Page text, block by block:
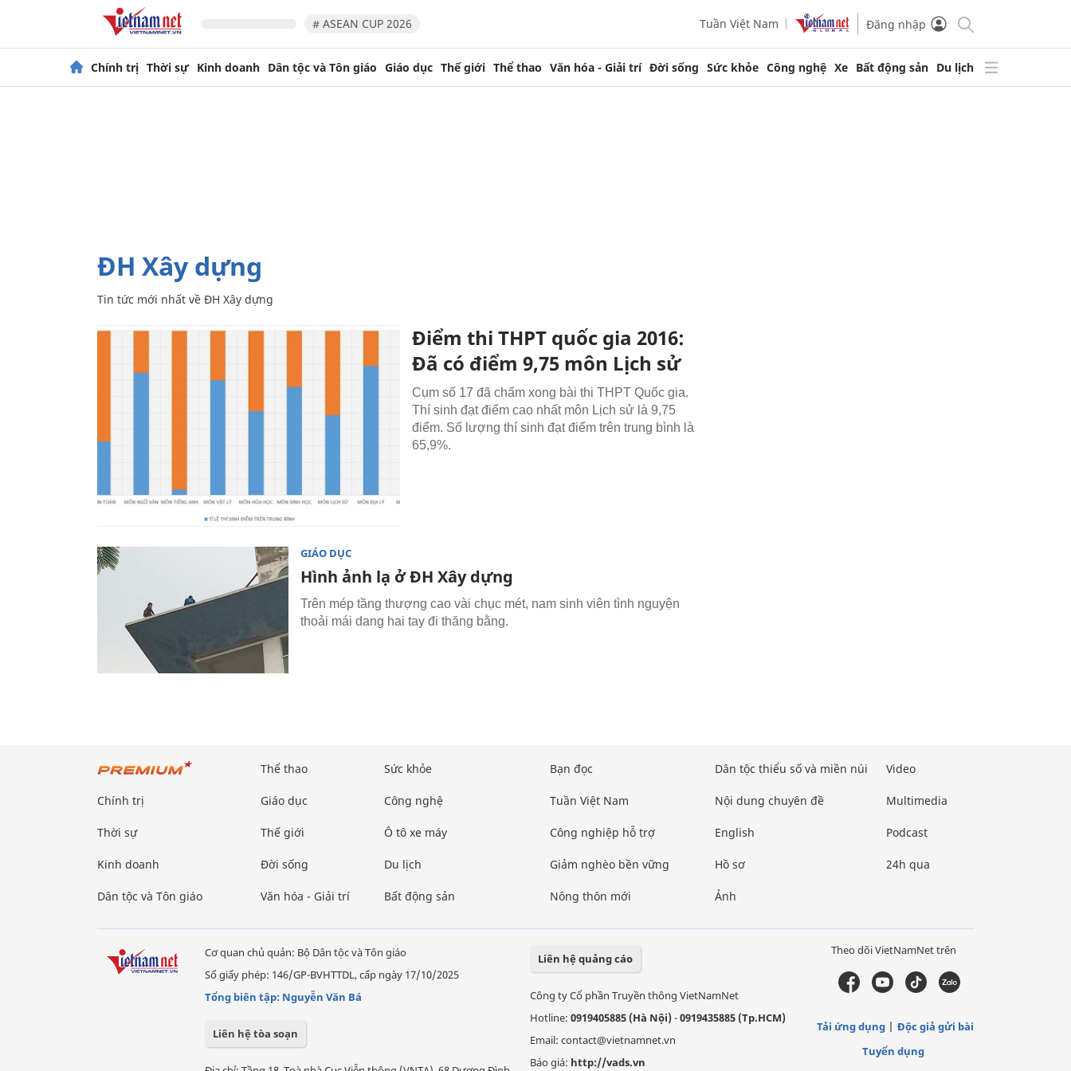
# ASEAN CUP 2026 Tuần Việt Nam Đăng nhập
Chính trị Thời sự Kinh doanh Dân tộc và Tôn giáo Giáo dục Thế giới Thể thao Văn hóa - Giải trí Đời sống Sức khỏe Công nghệ Xe Bất động sản Du lịch
ĐH Xây dựng
Tin tức mới nhất về ĐH Xây dựng
Điểm thi THPT quốc gia 2016:
Đã có điểm 9,75 môn Lịch sử
Cụm số 17 đã chấm xong bài thi THPT Quốc gia.
Thí sinh đạt điểm cao nhất môn Lịch sử là 9,75
điểm. Số lượng thí sinh đạt điểm trên trung bình là
65,9%.
GIÁO DỤC
Hình ảnh lạ ở ĐH Xây dựng
Trên mép tầng thượng cao vài chục mét, nam sinh viên tình nguyện
thoải mái dang hai tay đi thăng bằng.
Chính trị
Thời sự
Kinh doanh
Dân tộc và Tôn giáo
Thể thao
Giáo dục
Thế giới
Đời sống
Văn hóa - Giải trí
Sức khỏe
Công nghệ
Ô tô xe máy
Du lịch
Bất động sản
Bạn đọc
Tuần Việt Nam
Công nghiệp hỗ trợ
Giảm nghèo bền vững
Nông thôn mới
Dân tộc thiểu số và miền núi
Nội dung chuyên đề
English
Hồ sơ
Ảnh
Video
Multimedia
Podcast
24h qua
Cơ quan chủ quản: Bộ Dân tộc và Tôn giáo
Số giấy phép: 146/GP-BVHTTDL, cấp ngày 17/10/2025
Tổng biên tập: Nguyễn Văn Bá
Liên hệ tòa soạn
Liên hệ quảng cáo
Công ty Cổ phần Truyền thông VietNamNet
Hotline: 0919405885 (Hà Nội)-0919435885 (Tp.HCM)
Email: contact@vietnamnet.vn
Báo giá: http://vads.vn
Theo dõi VietNamNet trên
Tải ứng dụng
Độc giả gửi bài
Tuyển dụng